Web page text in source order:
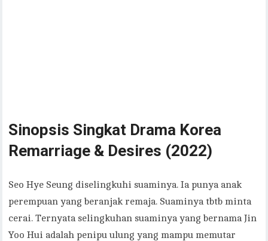
Sinopsis Singkat Drama Korea
Remarriage & Desires (2022)
Seo Hye Seung diselingkuhi suaminya. Ia punya anak
perempuan yang beranjak remaja. Suaminya tbtb minta
cerai. Ternyata selingkuhan suaminya yang bernama Jin
Yoo Hui adalah penipu ulung yang mampu memutar